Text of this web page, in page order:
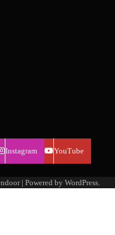
Instagram YouTube
| Powered by WordPress.